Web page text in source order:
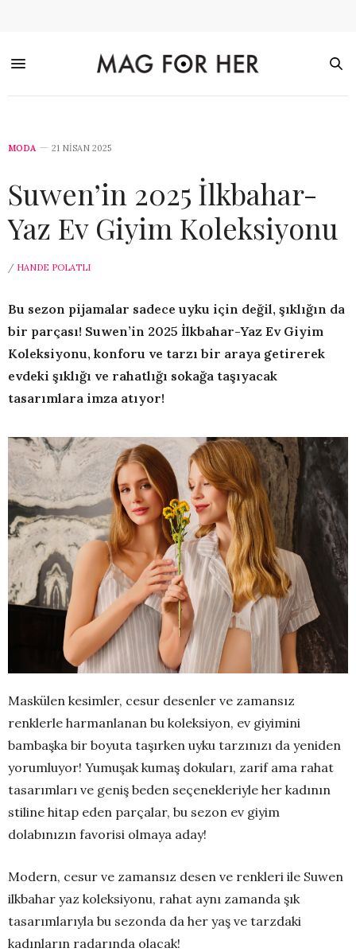
MODA 21 NISAN 2025
Suwen’in 2025 İlkbahar-
Yaz Ev Giyim Koleksiyonu
/ HANDE POLATLI
Bu sezon pijamalar sadece uyku için değil, şıklığın da
bir parçası! Suwen’in 2025 İlkbahar-Yaz Ev Giyim
Koleksiyonu, konforu ve tarzı bir araya getirerek
evdeki şıklığı ve rahatlığı sokağa taşıyacak
tasarımlara imza atıyor!
Maskülen kesimler, cesur desenler ve zamansız
renklerle harmanlanan bu koleksiyon, ev giyimini
bambaşka bir boyuta taşırken uyku tarzınızı da yeniden
yorumluyor! Yumuşak kumaş dokuları, zarif ama rahat
tasarımları ve geniş beden seçenekleriyle her kadının
stiline hitap eden parçalar, bu sezon ev giyim
dolabınızın favorisi olmaya aday!
Modern, cesur ve zamansız desen ve renkleri ile Suwen
ilkbahar yaz koleksiyonu, rahat aynı zamanda şık
tasarımlarıyla bu sezonda da her yaş ve tarzdaki
kadınların radarında olacak!